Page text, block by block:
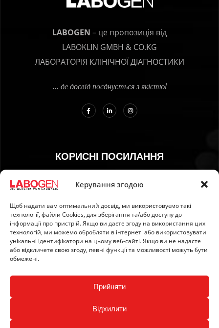
Керування згодою
Щоб надати вам оптимальний досвід, ми використовуємо такі
технології, файли Сookies, для зберігання та/або доступу до
інформації про пристрій. Якщо ви даєте згоду на використання цих
технологій, ми можемо обробляти в інтернеті або використовувати
унікальні ідентифікатори на цьому веб-сайті. Якщо ви не надасте
або відкличете свою згоду, певні функції та можливості можуть бути
обмежені.
Прийняти
Відхилити
LABOGEN – це пропозиція від
LABOKLIN GMBH & CO.KG
ЛАБОРАТОРІЯ КЛІНІЧНОЇ ДІАГНОСТИКИ
… де досвід поєднується з якістю!
КОРИСНІ ПОСИЛАННЯ
01. Інструкція з відбору зразків
03. Відбиток
04. Захист інформації
05. Загальні умови
06. Політика ануляції